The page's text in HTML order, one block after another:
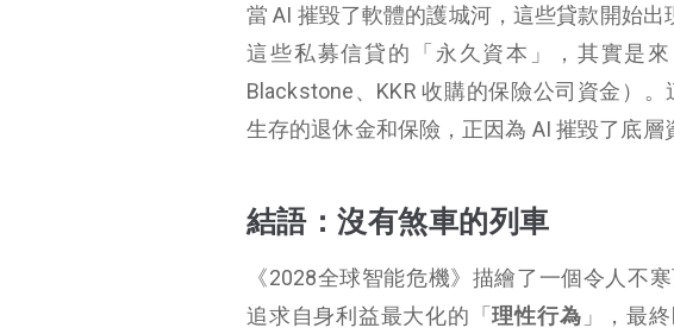
當 AI 摧毀了軟體的護城河，這些貸款開始
這些私募信貸的「永久資本」，其實是
Blackstone、KKR 收購的保險公司資金）
生存的退休金和保險，正因為 AI 摧毀了底層
結語：沒有煞車的列車
《2028全球智能危機》描繪了一個令人不
追求自身利益最大化的「理性行為 」，最